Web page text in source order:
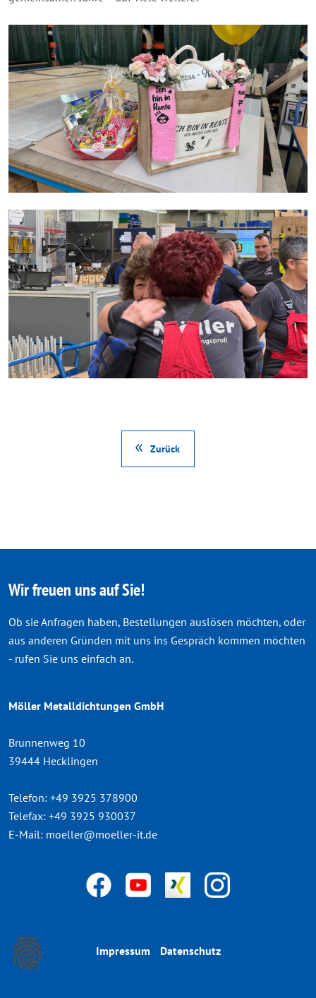
Zurück
Wir freuen uns auf Sie!
Ob sie Anfragen haben, Bestellungen auslösen möchten, oder
aus anderen Gründen mit uns ins Gespräch kommen möchten
- rufen Sie uns einfach an.
Möller Metalldichtungen GmbH
Brunnenweg 10
39444 Hecklingen
Telefon: +49 3925 378900
Telefax: +49 3925 930037
E-Mail: moeller@moeller-it.de
Impressum Datenschutz